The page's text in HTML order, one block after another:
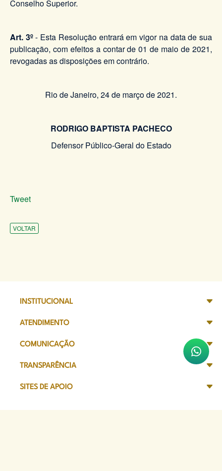
Conselho Superior.
Art. 3º- Esta Resolução entrará em vigor na data de sua
publicação, com efeitos a contar de 01 de maio de 2021,
revogadas as disposições em contrário.
Rio de Janeiro, 24 de março de 2021.
RODRIGO BAPTISTA PACHECO
Defensor Público-Geral do Estado
Tweet
VOLTAR
INSTITUCIONAL
ATENDIMENTO
COMUNICAÇÃO
TRANSPARÊNCIA
SITES DE APOIO